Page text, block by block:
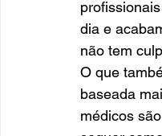
dia e
não tem
O que
baseada
médicos